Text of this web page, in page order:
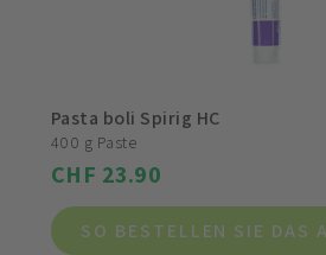
Pasta boli Spirig HC
400 g Paste
CHF 23.90
SO BESTELLEN SIE DAS